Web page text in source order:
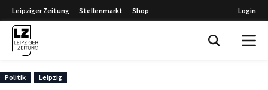
Leipziger Zeitung Stellenmarkt Shop Login
Politik Leipzig